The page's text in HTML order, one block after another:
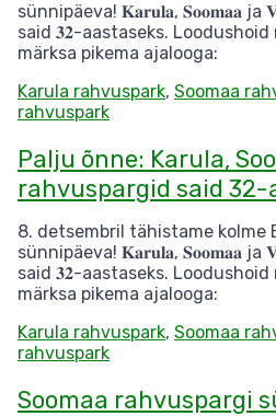
sünnipäeva! 𝐊𝐚𝐫𝐮𝐥𝐚, 𝐒𝐨𝐨𝐦𝐚𝐚 ja
said 𝟑𝟐-aastaseks.
märksa pikema ajalooga:
Karula rahvuspark, Soomaa
rahvuspark
Palju õnne: Karula,
rahvuspargid said 32-
8. detsembril tähistame kolme
sünnipäeva! 𝐊𝐚𝐫𝐮𝐥𝐚, 𝐒𝐨𝐨𝐦𝐚𝐚 ja
said 𝟑𝟐-aastaseks.
märksa pikema ajalooga:
Karula rahvuspark, Soomaa
rahvuspark
Soomaa rahvuspargi